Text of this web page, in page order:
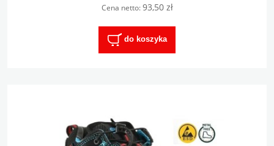
Cena netto:93,50 zł
do koszyka